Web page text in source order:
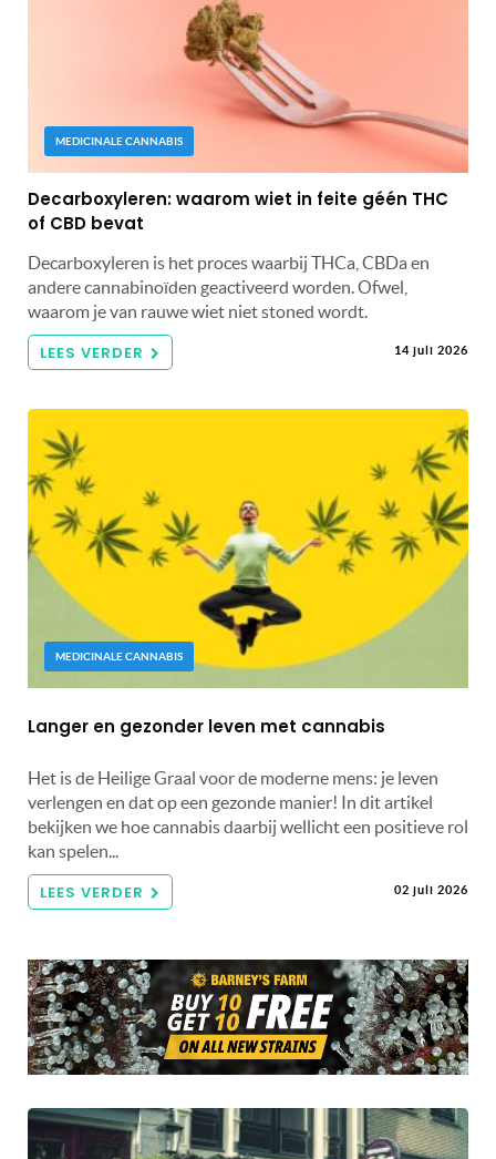
MEDICINALE CANNABIS
Decarboxyleren: waarom wiet in feite géén THC
of CBD bevat
Decarboxyleren is het proces waarbij THCa, CBDa en
andere cannabinoïden geactiveerd worden. Ofwel,
waarom je van rauwe wiet niet stoned wordt.
LEES VERDER 14 juli 2026
MEDICINALE CANNABIS
Langer en gezonder leven met cannabis
Het is de Heilige Graal voor de moderne mens: je leven
verlengen en dat op een gezonde manier! In dit artikel
bekijken we hoe cannabis daarbij wellicht een positieve rol
kan spelen...
LEES VERDER 02 juli 2026